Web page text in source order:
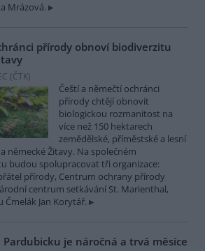
Mrázová.
přírody obnoví biodiverzitu
(ČTK)
Čeští a němečtí ochránci
přírody chtějí obnovit
biologickou rozmanitost na
více než 150 hektarech
zemědělské, příměstské a lesní
německé Žitavy. Na společném
budou spolupracovat tři organizace:
přírody, Centrum ochrany přírody
centrum setkávání St. Marienthal,
Jan Korytář.
je náročná a trvá měsíce